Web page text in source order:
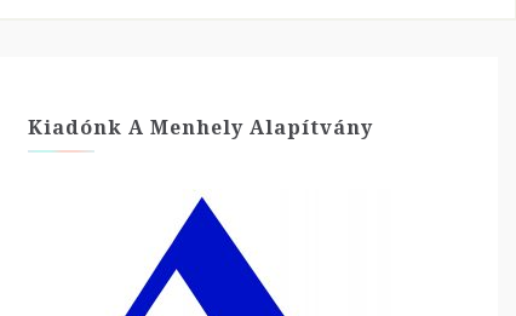
Kiadónk A Menhely Alapítvány